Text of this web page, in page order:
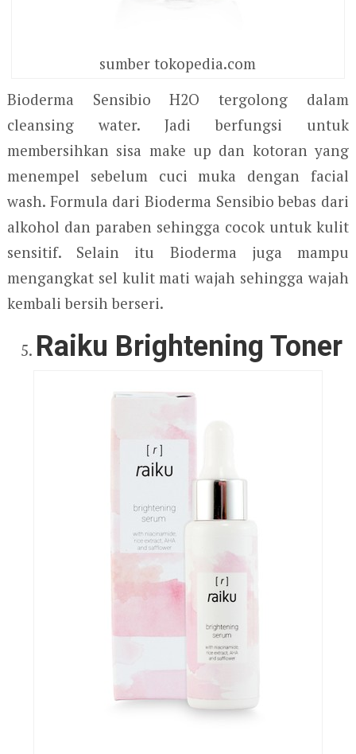
sumber tokopedia.com
Bioderma Sensibio H2O tergolong dalam
cleansing water. Jadi berfungsi untuk
membersihkan sisa make up dan kotoran yang
menempel sebelum cuci muka dengan facial
wash. Formula dari Bioderma Sensibio bebas dari
alkohol dan paraben sehingga cocok untuk kulit
sensitif. Selain itu Bioderma juga mampu
mengangkat sel kulit mati wajah sehingga wajah
kembali bersih berseri.
Raiku Brightening Toner